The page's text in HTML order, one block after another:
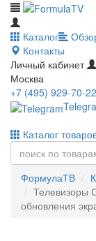
Каталог
Контакты
Личный кабинет
Москва
+7 (495) 929-70-22
Каталог
ФормулаТВ
Телевизоры
обновления